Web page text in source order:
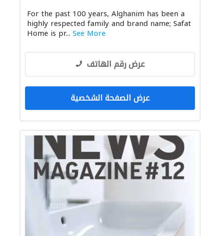
الستائر المواقد والمدافئ
الحمامات والمطابخ
For the past 100 years, Alghanim has been a
highly respected family and brand name; Safat
Home is pr... See More
عرض رقم الهاتف
عرض الصفحة الشخصية